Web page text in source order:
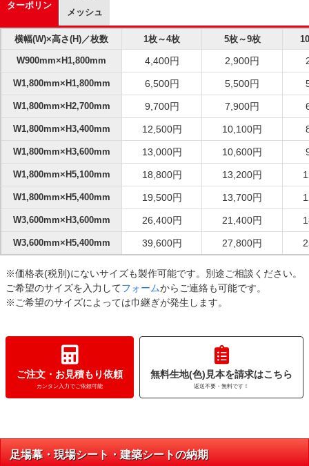
ターポリン
メッシュ
横幅(W)×高さ(H)／枚数 1枚～4枚 5枚～9枚
W900mm×H1,800mm 4,400円 2,900円
W1,800mm×H1,800mm 6,500円 5,500円
W1,800mm×H2,700mm 9,700円 7,900円
W1,800mm×H3,400mm 12,500円 10,100円
W1,800mm×H3,600mm 13,000円 10,600円
W1,800mm×H5,100mm 18,800円 13,200円
W1,800mm×H5,400mm 19,500円 13,700円
W3,600mm×H3,600mm 26,400円 21,400円
W3,600mm×H5,400mm 39,600円 27,800円
※価格表(税別)にないサイズも製作可能です。別途ご相談ください。
ご希望のサイズを入力してフォームからご連絡も可能です。
※ご希望のサイズによっては巾継ぎが発生します。
ご注文・お見積もり依頼
カンタン入力でご依頼可能
無料生地(色)見本を請求はこちら
返送不要・無料です！
足場幕・現場シート・建築シートの納期